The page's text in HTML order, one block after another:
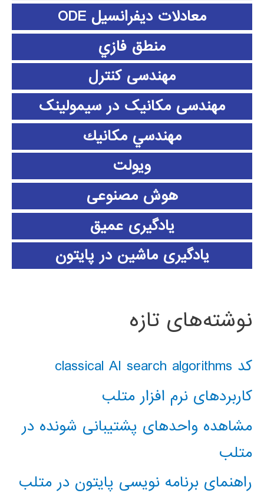
معادلات دیفرانسیل ODE
منطق فازي
مهندسی کنترل
مهندسی مکانیک در سیمولینک
مهندسي مكانيك
ویولت
هوش مصنوعی
یادگیری عمیق
یادگیری ماشین در پایتون
نوشته‌های تازه
کد classical AI search algorithms
کاربردهای نرم افزار متلب
مشاهده واحدهای پشتیبانی شونده در
متلب
راهنمای برنامه نویسی پایتون در متلب